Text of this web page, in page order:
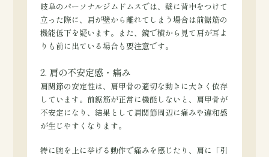
岐阜のパーソナルジムドムスでは、壁に背中をつけて
立った際に、肩が壁から離れてしまう場合は前鋸筋の
機能低下を疑います。また、鏡で横から見て肩が耳よ
りも前に出ている場合も要注意です。
2. 肩の不安定感・痛み
肩関節の安定性は、肩甲骨の適切な動きに大きく依存
しています。前鋸筋が正常に機能しないと、肩甲骨が
不安定になり、結果として肩関節周辺に痛みや違和感
が生じやすくなります。
特に腕を上に挙げる動作で痛みを感じたり、肩に「引